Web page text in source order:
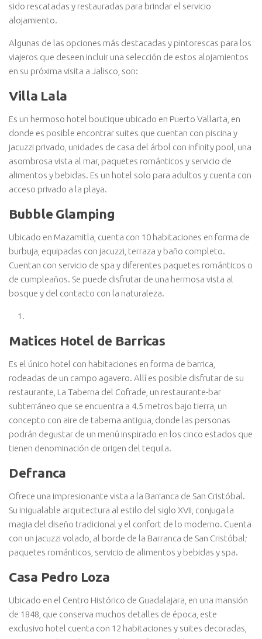
sido rescatadas y restauradas para brindar el servicio
alojamiento.
Algunas de las opciones más destacadas y pintorescas para los
viajeros que deseen incluir una selección de estos alojamientos
en su próxima visita a Jalisco, son:
Villa Lala
Es un hermoso hotel boutique ubicado en Puerto Vallarta, en
donde es posible encontrar suites que cuentan con piscina y
jacuzzi privado, unidades de casa del árbol con infinity pool, una
asombrosa vista al mar, paquetes románticos y servicio de
alimentos y bebidas. Es un hotel solo para adultos y cuenta con
acceso privado a la playa.
Bubble Glamping
Ubicado en Mazamitla, cuenta con 10 habitaciones en forma de
burbuja, equipadas con jacuzzi, terraza y baño completo.
Cuentan con servicio de spa y diferentes paquetes románticos o
de cumpleaños. Se puede disfrutar de una hermosa vista al
bosque y del contacto con la naturaleza.
Matices Hotel de Barricas
Es el único hotel con habitaciones en forma de barrica,
rodeadas de un campo agavero. Allí es posible disfrutar de su
restaurante, La Taberna del Cofrade, un restaurante-bar
subterráneo que se encuentra a 4.5 metros bajo tierra, un
concepto con aire de taberna antigua, donde las personas
podrán degustar de un menú inspirado en los cinco estados que
tienen denominación de origen del tequila.
Defranca
Ofrece una impresionante vista a la Barranca de San Cristóbal.
Su inigualable arquitectura al estilo del siglo XVII, conjuga la
magia del diseño tradicional y el confort de lo moderno. Cuenta
con un jacuzzi volado, al borde de la Barranca de San Cristóbal;
paquetes románticos, servicio de alimentos y bebidas y spa.
Casa Pedro Loza
Ubicado en el Centro Histórico de Guadalajara, en una mansión
de 1848, que conserva muchos detalles de época, este
exclusivo hotel cuenta con 12 habitaciones y suites decoradas,